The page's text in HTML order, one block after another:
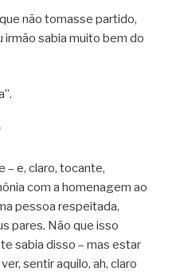
não tomasse partido,
irmão sabia muito bem do
e, claro, tocante,
com a homenagem ao
pessoa respeitada,
pares. Não que isso
sabia disso – mas estar
sentir aquilo, ah, claro